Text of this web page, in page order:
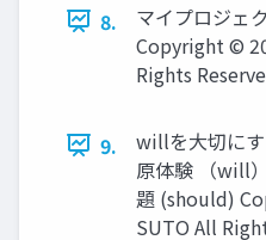
8.
マイプロジェ
Copyright ©
Rights
9.
willを大切にす
原体験 （will
題 (should)
SUTO All